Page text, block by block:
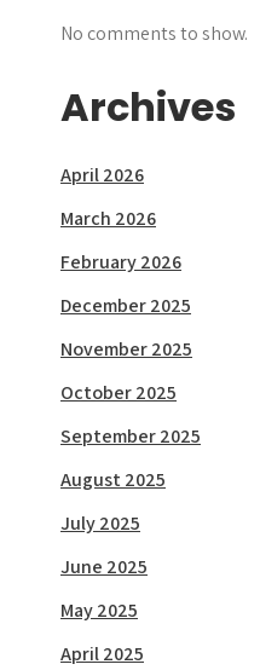
No comments to show.
Archives
April 2026
March 2026
February 2026
December 2025
November 2025
October 2025
September 2025
August 2025
July 2025
June 2025
May 2025
April 2025